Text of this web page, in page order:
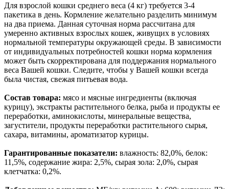
Для взрослой кошки среднего веса (4 кг) требуется 3-4
пакетика в день. Кормление желательно разделить минимум
на два приема. Данная суточная норма рассчитана для
умеренно активных взрослых кошек, живущих в условиях
нормальной температуры окружающей среды. В зависимости
от индивидуальных потребностей кошки норма кормления
может быть скорректирована для поддержания нормального
веса Вашей кошки. Следите, чтобы у Вашей кошки всегда
была чистая, свежая питьевая вода.
Состав товара: мясо и мясные ингредиенты (включая
курицу), экстракты растительного белка, рыба и продукты ее
переработки, аминокислоты, минеральные вещества,
загустители, продукты переработки растительного сырья,
сахара, витамины, ароматизатор курицы.
Гарантированные показатели: влажность: 82,0%, белок:
11,5%, содержание жира: 2,5%, сырая зола: 2,0%, сырая
клетчатка: 0,2%.